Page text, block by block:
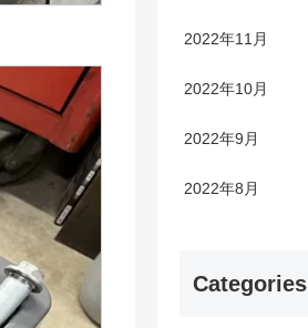
2022年11月
2022年10月
2022年9月
2022年8月
Categories